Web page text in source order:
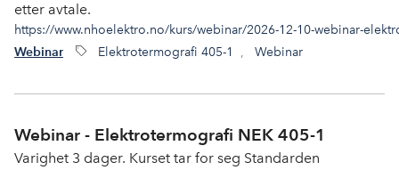
etter avtale.
https://www.nhoelektro.no/kurs/webinar/2026-12-10-webinar-
Webinar Elektrotermografi 405-1 , Webinar
Webinar - Elektrotermografi NEK 405-1
Varighet 3 dager. Kurset tar for seg Standarden